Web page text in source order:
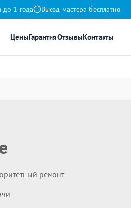
до 1 года Выезд мастера бесплатно
ЦеныГарантияОтзывыКонтакты
ремонт